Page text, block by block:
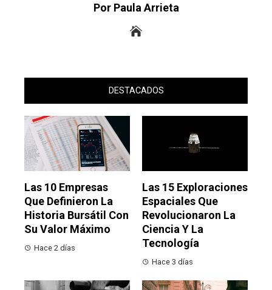
Por Paula Arrieta
DESTACADOS
Las 10 Empresas
Que Definieron La
Historia Bursátil Con
Su Valor Máximo
Hace 2 días
Las 15 Exploraciones
Espaciales Que
Revolucionaron La
Ciencia Y La
Tecnología
Hace 3 días